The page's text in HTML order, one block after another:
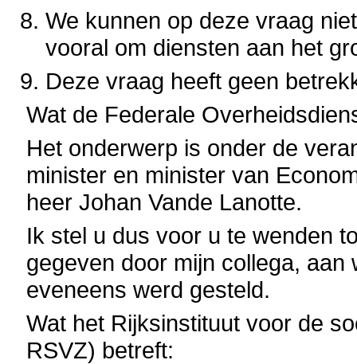
We kunnen op deze vraag
vooral om diensten aan het
Deze vraag heeft geen
Wat de Federale
Het onderwerp is onder de
minister en minister van
heer Johan Vande Lanotte.
Ik stel u dus voor u te wenden
gegeven door mijn collega,
eveneens werd gesteld.
Wat het Rijksinstituut voor de
RSVZ) betreft: